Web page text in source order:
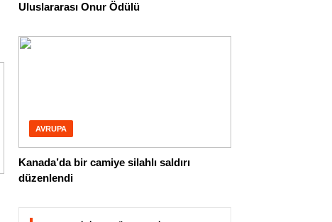
Uluslararası Onur Ödülü
AVRUPA
Kanada’da bir camiye silahlı saldırı
düzenlendi